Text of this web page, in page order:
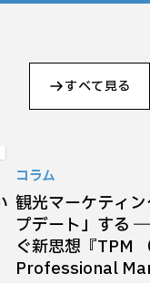
すべて見る
コラム
観光マーケティ
プデート」する
ぐ新思想『TPM
Professional